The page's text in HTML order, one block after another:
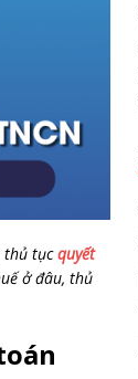
thủ tụcquyết
ở đâu, thủ